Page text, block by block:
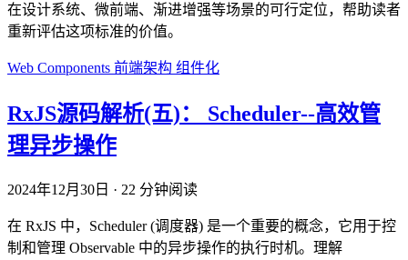
在设计系统、微前端、渐进增强等场景的可行定位，帮助读者
重新评估这项标准的价值。
Web Components 前端架构 组件化
RxJS源码解析(五)： Scheduler--高效管
理异步操作
2024年12月30日 · 22 分钟阅读
在 RxJS 中，Scheduler (调度器) 是一个重要的概念，它用于控
制和管理 Observable 中的异步操作的执行时机。理解